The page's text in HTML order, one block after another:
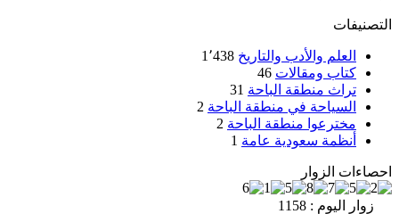
التصنيفات
العلم والأدب والتاريخ 1٬438
كتاب ومقالات 46
تراث منطقة الباحة 31
السياحة في منطقة الباحة 2
مخترعوا منطقة الباحة 2
أنظمة سعودية عامة 1
احصاءات الزوار
زوار اليوم : 1158